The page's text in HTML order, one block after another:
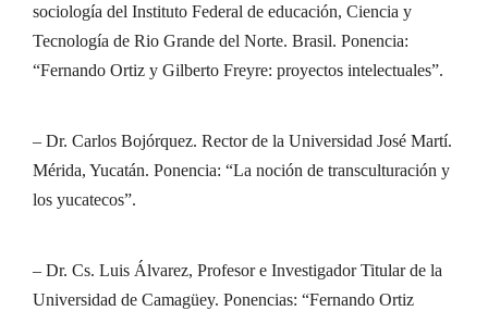
sociología del Instituto Federal de educación, Ciencia y
Tecnología de Rio Grande del Norte. Brasil. Ponencia:
“Fernando Ortiz y Gilberto Freyre: proyectos intelectuales”.
– Dr. Carlos Bojórquez. Rector de la Universidad José Martí.
Mérida, Yucatán. Ponencia: “La noción de transculturación y
los yucatecos”.
– Dr. Cs. Luis Álvarez, Profesor e Investigador Titular de la
Universidad de Camagüey. Ponencias: “Fernando Ortiz